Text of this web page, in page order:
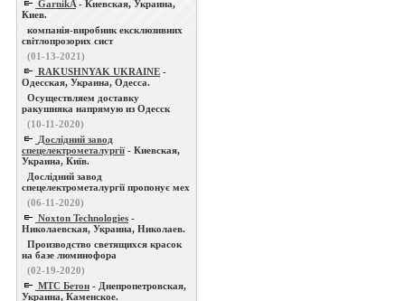
GarnikA - Киевская, Украина,
Киев.
компанія-виробник ексклюзивних
світлопрозорих сист
(01-13-2021)
RAKUSHNYAK UKRAINE -
Одесская, Украина, Одесса.
Осуществляем доставку
ракушняка напрямую из Одесск
(10-11-2020)
Дослідний завод
спецелектрометалургії - Киевская,
Украина, Київ.
Дослідний завод
спецелектрометалургії пропонує мех
(06-11-2020)
Noxton Technologies -
Николаевская, Украина, Николаев.
Производство светящихся красок
на базе люминофора
(02-19-2020)
МТС Бетон - Днепропетровская,
Украина, Каменское.